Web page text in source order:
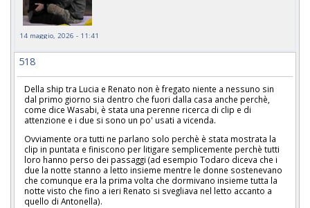
14 maggio, 2026 - 11:41
518
Della ship tra Lucia e Renato non è fregato niente a nessuno sin
dal primo giorno sia dentro che fuori dalla casa anche perchè,
come dice Wasabi, è stata una perenne ricerca di clip e di
attenzione e i due si sono un po' usati a vicenda.
Ovviamente ora tutti ne parlano solo perchè è stata mostrata la
clip in puntata e finiscono per litigare semplicemente perchè tutti
loro hanno perso dei passaggi (ad esempio Todaro diceva che i
due la notte stanno a letto insieme mentre le donne sostenevano
che comunque era la prima volta che dormivano insieme tutta la
notte visto che fino a ieri Renato si svegliava nel letto accanto a
quello di Antonella).